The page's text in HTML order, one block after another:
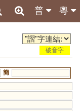
粵
普
破音字
簡